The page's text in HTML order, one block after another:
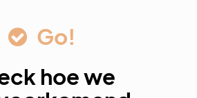
Go!
hoe we